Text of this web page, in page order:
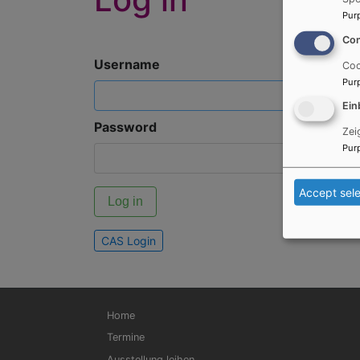
Username
Password
CAS Login
Hauptnavigation
Home
Termine
Accept